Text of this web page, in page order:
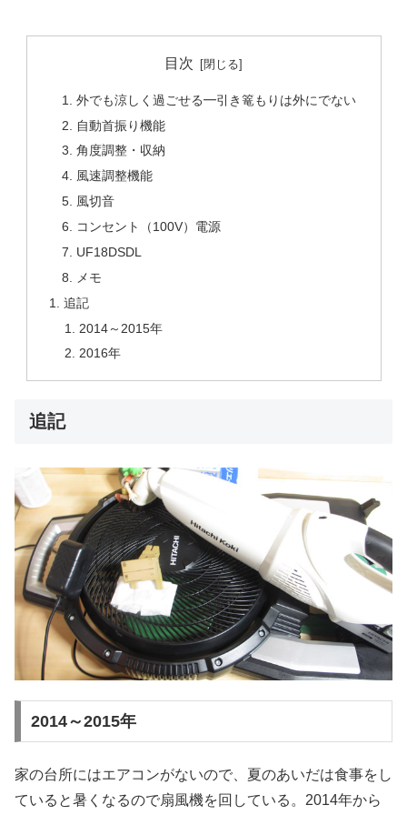
目次
外でも涼しく過ごせる━引き篭もりは外にでない
自動首振り機能
角度調整・収納
風速調整機能
風切音
コンセント（100V）電源
UF18DSDL
メモ
追記
2014～2015年
2016年
追記
2014～2015年
家の台所にはエアコンがないので、夏のあいだは食事をし
ていると暑くなるので扇風機を回している。2014年から